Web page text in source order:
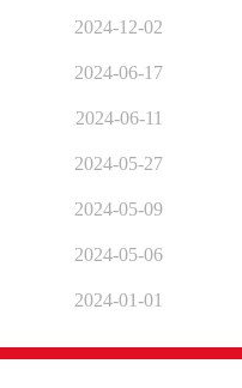
2024-12-02
2024-06-17
2024-06-11
2024-05-27
2024-05-09
2024-05-06
2024-01-01